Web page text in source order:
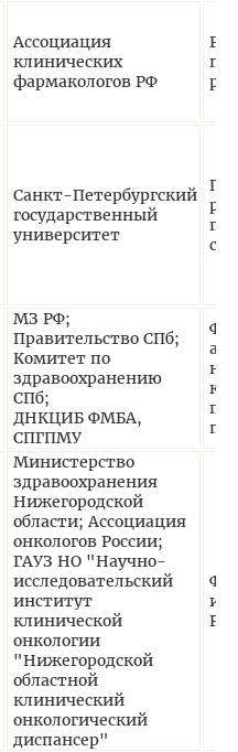
Ассоциация
клинических
фармакологов РФ
Санкт-Петербургский
государственный
университет
МЗ РФ;
Правительство СПб;
Комитет по
здравоохранению
СПб;
ДНКЦИБ ФМБА,
СПГПМУ
Министерство
здравоохранения
Нижегородской
области; Ассоциация
онкологов России;
ГАУЗ НО "Научно-
исследовательский
институт
клинической
онкологии
"Нижегородской
областной
клинический
онкологический
диспансер"
РЛ